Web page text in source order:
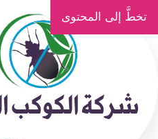
تخطَّ إلى المحتوى